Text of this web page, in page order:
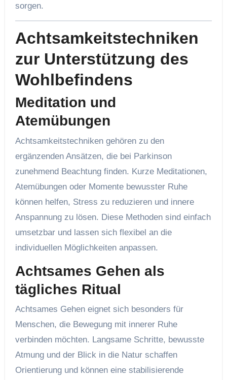
sorgen.
Achtsamkeitstechniken
zur Unterstützung des
Wohlbefindens
Meditation und
Atemübungen
Achtsamkeitstechniken gehören zu den
ergänzenden Ansätzen, die bei Parkinson
zunehmend Beachtung finden. Kurze Meditationen,
Atemübungen oder Momente bewusster Ruhe
können helfen, Stress zu reduzieren und innere
Anspannung zu lösen. Diese Methoden sind einfach
umsetzbar und lassen sich flexibel an die
individuellen Möglichkeiten anpassen.
Achtsames Gehen als
tägliches Ritual
Achtsames Gehen eignet sich besonders für
Menschen, die Bewegung mit innerer Ruhe
verbinden möchten. Langsame Schritte, bewusste
Atmung und der Blick in die Natur schaffen
Orientierung und können eine stabilisierende